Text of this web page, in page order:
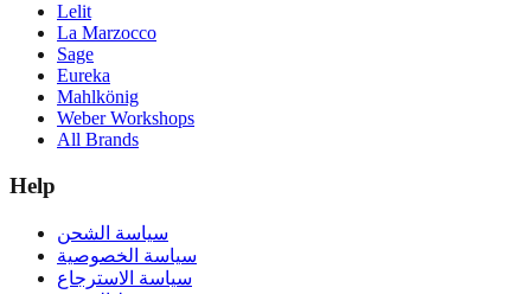
Lelit
La Marzocco
Sage
Eureka
Mahlkönig
Weber Workshops
All Brands
Help
سياسة الشحن
سياسة الخصوصية
سياسة الاسترجاع